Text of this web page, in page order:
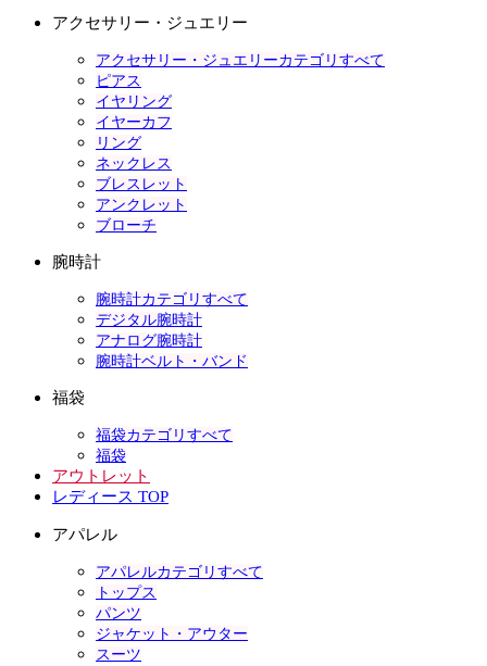
アクセサリー・ジュエリー
アクセサリー・ジュエリーカテゴリすべて
ピアス
イヤリング
イヤーカフ
リング
ネックレス
ブレスレット
アンクレット
ブローチ
腕時計
腕時計カテゴリすべて
デジタル腕時計
アナログ腕時計
腕時計ベルト・バンド
福袋
福袋カテゴリすべて
福袋
アウトレット
レディース TOP
アパレル
アパレルカテゴリすべて
トップス
パンツ
ジャケット・アウター
スーツ